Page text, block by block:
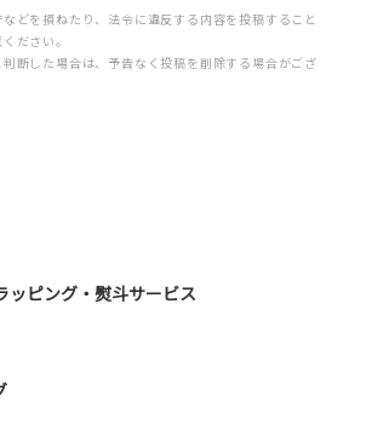
どを損ねたり、法令に違反する内容を投稿すること
ださい。
断した場合は、予告なく投稿を削除する場合がござ
ッピング・熨斗サービス